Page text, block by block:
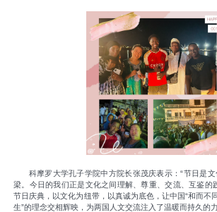
科摩罗大学孔子学院中方院长张茂庆表示：“节日是
梁。今日的我们正是文化之间理解、尊重、交流、互鉴的
节日庆典，以文化为纽带，以真诚为底色，让中国“和而不
生”的理念交相辉映，为两国人文交流注入了温暖而持久的力